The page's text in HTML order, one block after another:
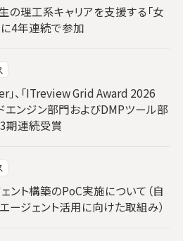
の理工系キャリアを支援する「女
4年連続で参加
」、「ITreview Grid Award 2026
エンジン部門およびDMPツール部
期連続受賞
ント構築のPoC実施について（自
ジェント活用に向けた取組み）